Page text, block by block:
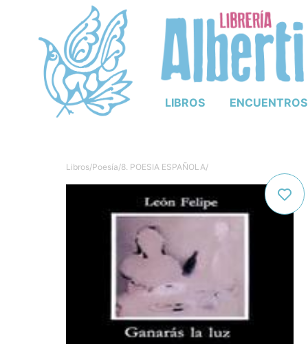
LIBROS ENCUENTROS
Libros/Poesía/8. POESIA ESPAÑOLA/